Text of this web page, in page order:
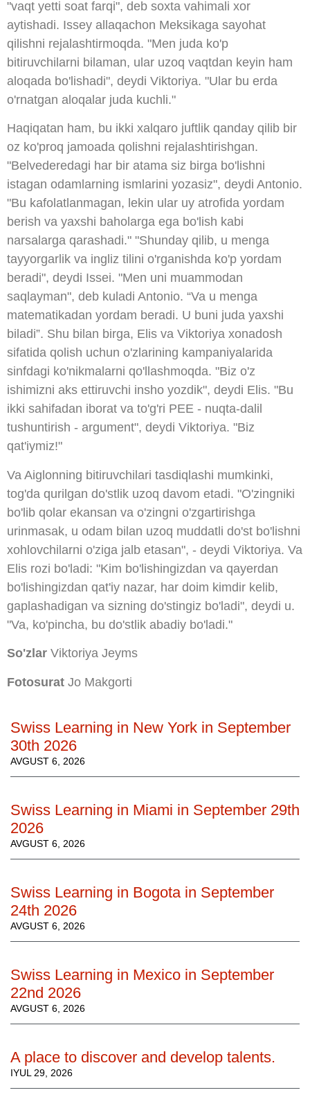
"vaqt yetti soat farqi", deb soxta vahimali xor
aytishadi. Issey allaqachon Meksikaga sayohat
qilishni rejalashtirmoqda. "Men juda ko'p
bitiruvchilarni bilaman, ular uzoq vaqtdan keyin ham
aloqada bo'lishadi", deydi Viktoriya. "Ular bu erda
o'rnatgan aloqalar juda kuchli."
Haqiqatan ham, bu ikki xalqaro juftlik qanday qilib bir
oz ko'proq jamoada qolishni rejalashtirishgan.
"Belvederedagi har bir atama siz birga bo'lishni
istagan odamlarning ismlarini yozasiz", deydi Antonio.
"Bu kafolatlanmagan, lekin ular uy atrofida yordam
berish va yaxshi baholarga ega bo'lish kabi
narsalarga qarashadi." "Shunday qilib, u menga
tayyorgarlik va ingliz tilini o'rganishda ko'p yordam
beradi", deydi Issei. "Men uni muammodan
saqlayman", deb kuladi Antonio. “Va u menga
matematikadan yordam beradi. U buni juda yaxshi
biladi”. Shu bilan birga, Elis va Viktoriya xonadosh
sifatida qolish uchun o'zlarining kampaniyalarida
sinfdagi ko'nikmalarni qo'llashmoqda. "Biz o'z
ishimizni aks ettiruvchi insho yozdik", deydi Elis. "Bu
ikki sahifadan iborat va to'g'ri PEE - nuqta-dalil
tushuntirish - argument", deydi Viktoriya. "Biz
qat'iymiz!"
Va Aiglonning bitiruvchilari tasdiqlashi mumkinki,
tog'da qurilgan do'stlik uzoq davom etadi. "O'zingniki
bo'lib qolar ekansan va o'zingni o'zgartirishga
urinmasak, u odam bilan uzoq muddatli do'st bo'lishni
xohlovchilarni o'ziga jalb etasan", - deydi Viktoriya. Va
Elis rozi bo'ladi: "Kim bo'lishingizdan va qayerdan
bo'lishingizdan qat'iy nazar, har doim kimdir kelib,
gaplashadigan va sizning do'stingiz bo'ladi", deydi u.
"Va, ko'pincha, bu do'stlik abadiy bo'ladi."
So'zlar Viktoriya Jeyms
Fotosurat Jo Makgorti
Swiss Learning in New York in September
30th 2026
AVGUST 6, 2026
Swiss Learning in Miami in September 29th
2026
AVGUST 6, 2026
Swiss Learning in Bogota in September
24th 2026
AVGUST 6, 2026
Swiss Learning in Mexico in September
22nd 2026
AVGUST 6, 2026
A place to discover and develop talents.
IYUL 29, 2026